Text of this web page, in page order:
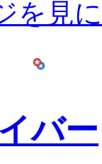
を見
バー